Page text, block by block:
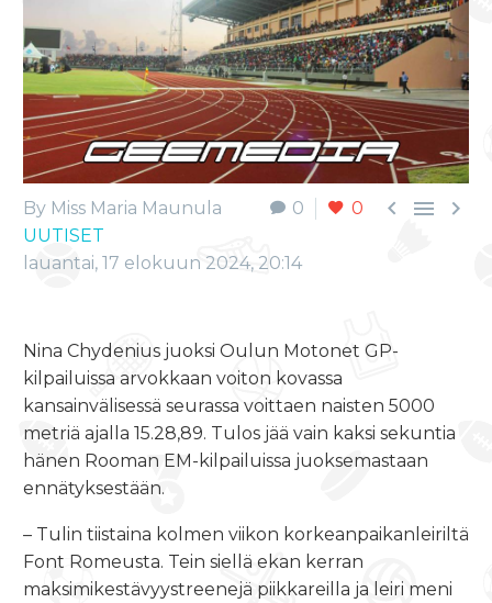
0 0   
By Miss Maria Maunula
UUTISET
lauantai, 17 elokuun 2024, 20:14
Nina Chydenius juoksi Oulun Motonet GP-
kilpailuissa arvokkaan voiton kovassa
kansainvälisessä seurassa voittaen naisten 5000
metriä ajalla 15.28,89. Tulos jää vain kaksi sekuntia
hänen Rooman EM-kilpailuissa juoksemastaan
ennätyksestään.
– Tulin tiistaina kolmen viikon korkeanpaikanleiriltä
Font Romeusta. Tein siellä ekan kerran
maksimikestävyystreenejä piikkareilla ja leiri meni